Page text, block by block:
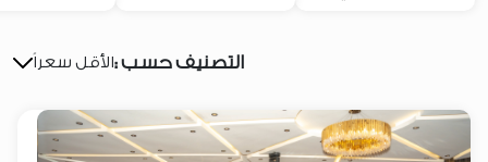
التصنيف حسب :الأقل سعراً